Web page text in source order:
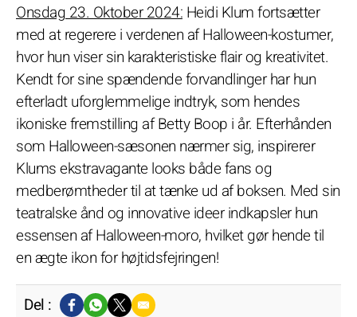
Onsdag 23. Oktober 2024: Heidi Klum fortsætter
med at regerere i verdenen af Halloween-kostumer,
hvor hun viser sin karakteristiske flair og kreativitet.
Kendt for sine spændende forvandlinger har hun
efterladt uforglemmelige indtryk, som hendes
ikoniske fremstilling af Betty Boop i år. Efterhånden
som Halloween-sæsonen nærmer sig, inspirerer
Klums ekstravagante looks både fans og
medberømtheder til at tænke ud af boksen. Med sin
teatralske ånd og innovative ideer indkapsler hun
essensen af Halloween-moro, hvilket gør hende til
en ægte ikon for højtidsfejringen!
Del :